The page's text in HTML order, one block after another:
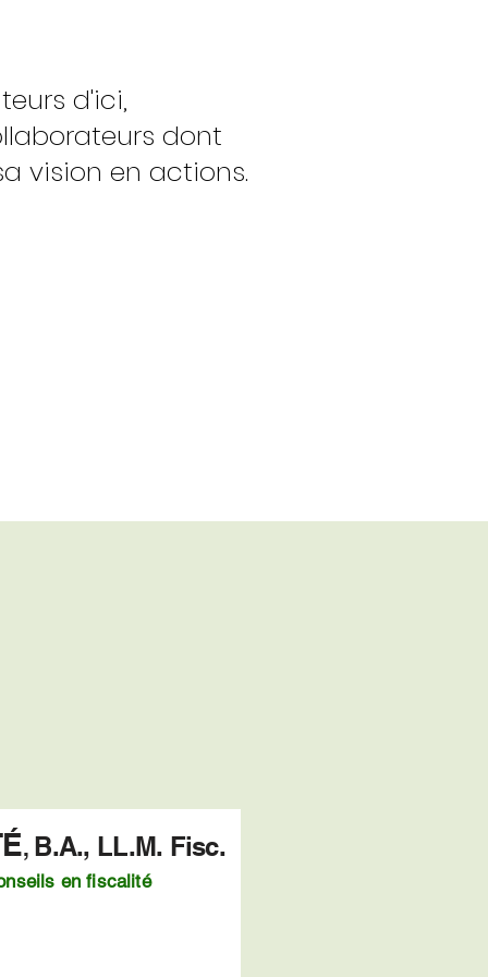
d'ici,
dont
vision en actions.
, B.A., LL.M. Fisc.
en fiscalité